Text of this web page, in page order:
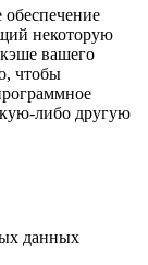
некоторую
вашего
чтобы
либо другую
данных